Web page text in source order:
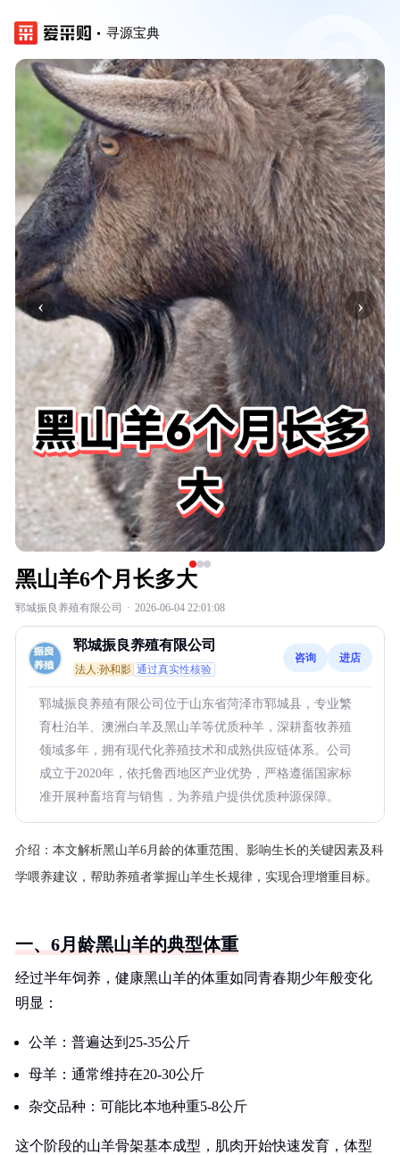
寻源宝典
‹ ›
黑山羊6个月长多大
郓城振良养殖有限公司 · 2026-06-04 22:01:08
郓城振良养殖有限公司
法人:孙和影 通过真实性核验
咨询 进店
郓城振良养殖有限公司位于山东省菏泽市郓城县，专业繁
育杜泊羊、澳洲白羊及黑山羊等优质种羊，深耕畜牧养殖
领域多年，拥有现代化养殖技术和成熟供应链体系。公司
成立于2020年，依托鲁西地区产业优势，严格遵循国家标
准开展种畜培育与销售，为养殖户提供优质种源保障。
介绍： 本文解析黑山羊6月龄的体重范围、影响生长的关键因素及科
学喂养建议，帮助养殖者掌握山羊生长规律，实现合理增重目标。
一、6月龄黑山羊的典型体重
经过半年饲养，健康黑山羊的体重如同青春期少年般变化
明显：
公羊：普遍达到25-35公斤
母羊：通常维持在20-30公斤
杂交品种：可能比本地种重5-8公斤
这个阶段的山羊骨架基本成型，肌肉开始快速发育，体型